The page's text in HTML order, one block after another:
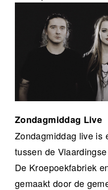
Zondagmiddag Live
Zondagmiddag live is
tussen de
De Kroepoekfabriek
gemaakt door de